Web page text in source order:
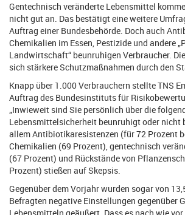
Gentechnisch veränderte Lebensmittel
nicht gut an. Das bestätigt eine weitere
Auftrag einer Bundesbehörde. Doch auch
Chemikalien im Essen, Pestizide und andere
Landwirtschaft“ beunruhigen Verbraucher.
sich stärkere Schutzmaßnahmen durch den
Knapp über 1.000 Verbrauchern stellte TNS
Auftrag des Bundesinstituts für
„Inwieweit sind Sie persönlich über die
Lebensmittelsicherheit beunruhigt oder nicht
allem Antibiotikaresistenzen (für 72 Prozent
Chemikalien (69 Prozent), gentechnisch
(67 Prozent) und Rückstände von
Prozent) stießen auf Skepsis.
Gegenüber dem Vorjahr wurden sogar von
Befragten negative Einstellungen gegenüber